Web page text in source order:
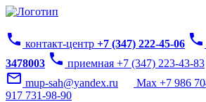
phone контакт-центр +7 (347) 222-45-06 phone
3478003 phone приемная +7 (347) 223-43-83
mail_outline mup-sah@yandex.ru Max +7 986
917 731-98-90